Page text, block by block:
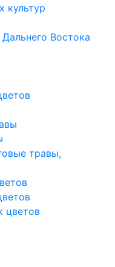
культур
Востока
травы,
цветов